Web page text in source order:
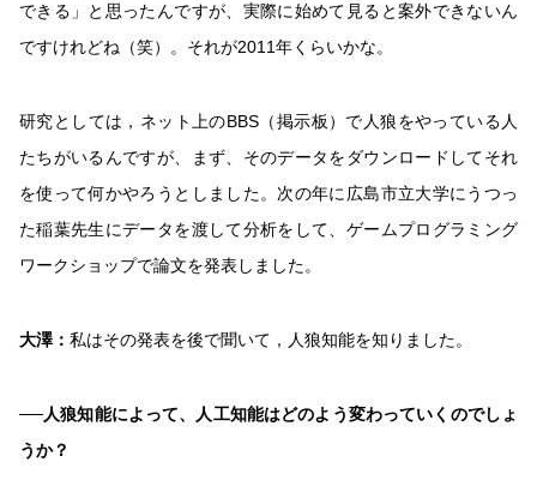
できる」と思ったんですが、実際に始めて見ると案外できないん
ですけれどね（笑）。それが2011年くらいかな。
研究としては，ネット上のBBS（掲示板）で人狼をやっている人
たちがいるんですが、まず、そのデータをダウンロードしてそれ
を使って何かやろうとしました。次の年に広島市立大学にうつっ
た稲葉先生にデータを渡して分析をして、ゲームプログラミング
ワークショップで論文を発表しました。
大澤： 私はその発表を後で聞いて，人狼知能を知りました。
──人狼知能によって、人工知能はどのよう変わっていくのでしょ
うか？